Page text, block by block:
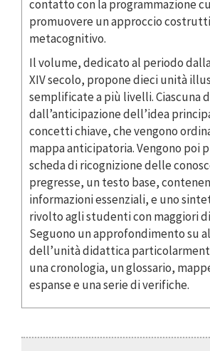
contatto con la programmazione
promuovere un approccio
metacognitivo.
Il volume, dedicato al periodo
XIV secolo, propone dieci unità
semplificate a più livelli. Ciascuna
dall’anticipazione dell’idea
concetti chiave, che vengono
mappa anticipatoria. Vengono poi
scheda di ricognizione delle
pregresse, un testo base,
informazioni essenziali, e uno
rivolto agli studenti con maggiori
Seguono un approfondimento su
dell’unità didattica
una cronologia, un glossario,
espanse e una serie di verifiche.